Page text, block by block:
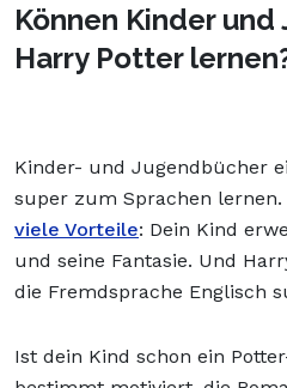
Können Kinder
Harry Potter
Kinder- und Jugendbücher
super zum Sprachen
viele Vorteile: Dein Kind
und seine Fantasie. Und
die Fremdsprache Englisch
Ist dein Kind schon ein